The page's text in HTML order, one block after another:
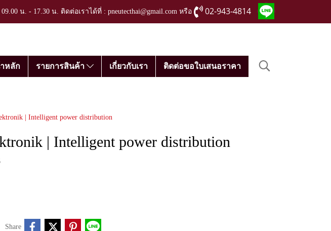
น. - 17.30 น. ติดต่อเราได้ที่ : pneutecthai@gmail.com หรือ 02-943-4814
หลัก รายการสินค้า เกี่ยวกับเรา ติดต่อขอใบเสนอราคา
| Intelligent power distribution
| Intelligent power distribution
Share